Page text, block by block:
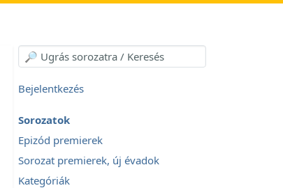
Bejelentkezés
Sorozatok
Epizód premierek
Sorozat premierek, új évadok
Kategóriák